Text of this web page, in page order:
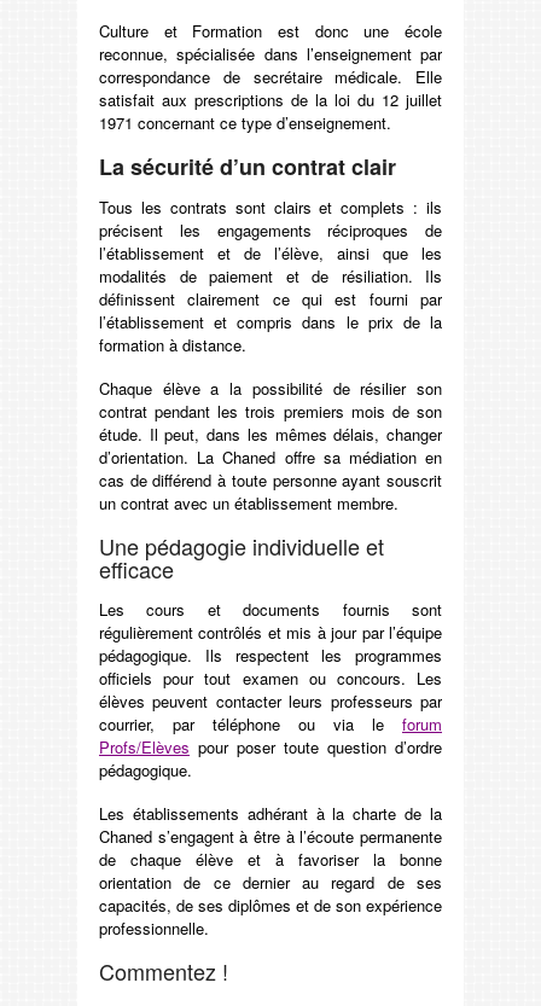
Culture et Formation est donc une école
reconnue, spécialisée dans l’enseignement par
correspondance de secrétaire médicale. Elle
satisfait aux prescriptions de la loi du 12 juillet
1971 concernant ce type d’enseignement.
La sécurité d’un contrat clair
Tous les contrats sont clairs et complets : ils
précisent les engagements réciproques de
l’établissement et de l’élève, ainsi que les
modalités de paiement et de résiliation. Ils
définissent clairement ce qui est fourni par
l’établissement et compris dans le prix de la
formation à distance.
Chaque élève a la possibilité de résilier son
contrat pendant les trois premiers mois de son
étude. Il peut, dans les mêmes délais, changer
d’orientation. La Chaned offre sa médiation en
cas de différend à toute personne ayant souscrit
un contrat avec un établissement membre.
Une pédagogie individuelle et
efficace
Les cours et documents fournis sont
régulièrement contrôlés et mis à jour par l’équipe
pédagogique. Ils respectent les programmes
officiels pour tout examen ou concours. Les
élèves peuvent contacter leurs professeurs par
courrier, par téléphone ou via le forum
Profs/Elèves pour poser toute question d’ordre
pédagogique.
Les établissements adhérant à la charte de la
Chaned s’engagent à être à l’écoute permanente
de chaque élève et à favoriser la bonne
orientation de ce dernier au regard de ses
capacités, de ses diplômes et de son expérience
professionnelle.
Commentez !